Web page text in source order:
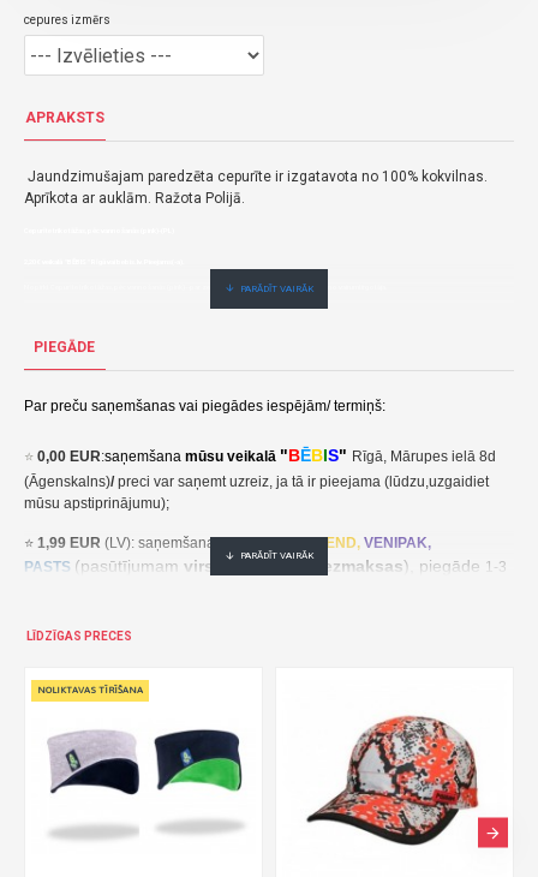
cepures izmērs
APRAKSTS
Jaundzimušajam paredzēta cepurīte ir izgatavota no 100% kokvilnas.
Aprīkota ar auklām. Ražota Polijā.
Nopirkt Cepurīte trikotāžas, pēc vannošanās (pink)--par zemu cenu,ātri,ērti,bez gaidīšanas.Cenas no vairumtirgotāja.
PIEGĀDE
Par preču saņemšanas vai piegādes iespējām/ termiņš:
⭐ 0,00 EUR:saņemšana mūsu veikalā "BĒBIS" Rīgā, Mārupes ielā 8d
(Āgenskalns)/preci var saņemt uzreiz, ja tā ir pieejama (lūdzu,uzgaidiet
mūsu apstiprinājumu);
⭐ 1,99 EUR (LV): saņemšana pakomātā SEND, VENIPAK,
PASTS (pasūtījumam virs 30,00 EUR- bezmaksas), piegāde 1-3
⭐2,49 EUR(LT, EE): saņemšana pakomātā
EE:2,49 EUR kättesaamine pakiautomaadis UNISEND, Udrop,
LT: 2,49 EUR gavimas siuntų automate UNISEND, Udrop, LPExpress,
pristatymas per 2–5 darbo dienas;
(LV): saņemšanaDPD Paku Skapis (pasūtījumamvirs
30,00 EUR- bezmaksas
1-3 darba dienu laikā;
LĪDZĪGAS PRECES